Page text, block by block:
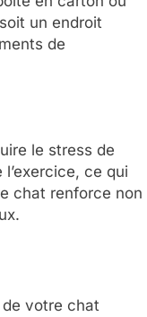
un endroit
de
le stress de
ce qui
chat renforce non
votre chat